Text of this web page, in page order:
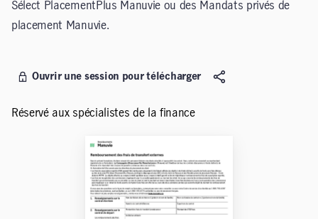
Sélect PlacementPlus Manuvie ou des Mandats privés de
placement Manuvie.
Ouvrir une session pour télécharger
Réservé aux spécialistes de la finance